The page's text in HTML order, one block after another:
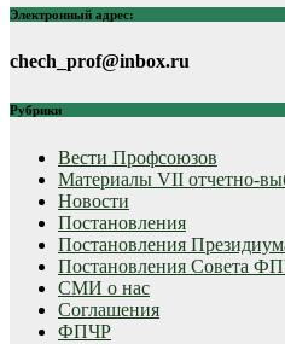
Электронный адрес:
chech_prof@inbox.ru
Рубрики
Вести Профсоюзов
Материалы VII отчетно-
Новости
Постановления
Постановления
Постановления Совета
СМИ о нас
Соглашения
ФПЧР